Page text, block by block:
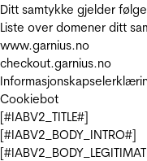
Ditt samtykke gjelder
Liste over domener ditt
www.garnius.no
checkout.garnius.no
Cookiebot
[#IABV2_TITLE#]
[#IABV2_BODY_INTRO#]